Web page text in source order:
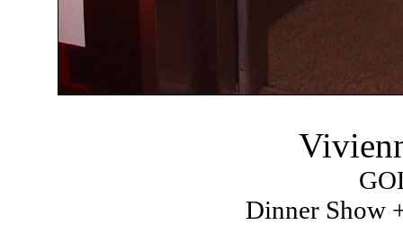
Dinner Show